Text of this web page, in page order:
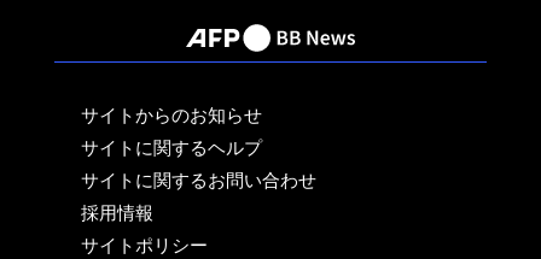
サイトからのお知らせ
サイトに関するヘルプ
サイトに関するお問い合わせ
採用情報
サイトポリシー